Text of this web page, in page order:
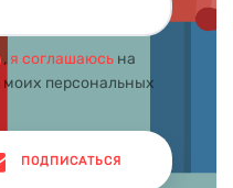
, я соглашаюсь на
моих персональных
ПОДПИСАТЬСЯ